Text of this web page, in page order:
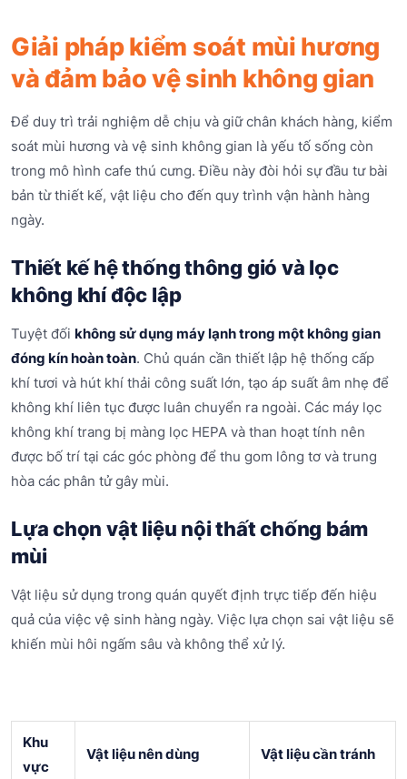
Giải pháp kiểm soát mùi hương
và đảm bảo vệ sinh không gian
Để duy trì trải nghiệm dễ chịu và giữ chân khách hàng, kiểm
soát mùi hương và vệ sinh không gian là yếu tố sống còn
trong mô hình cafe thú cưng. Điều này đòi hỏi sự đầu tư bài
bản từ thiết kế, vật liệu cho đến quy trình vận hành hàng
ngày.
Thiết kế hệ thống thông gió và lọc
không khí độc lập
Tuyệt đối không sử dụng máy lạnh trong một không gian
đóng kín hoàn toàn. Chủ quán cần thiết lập hệ thống cấp
khí tươi và hút khí thải công suất lớn, tạo áp suất âm nhẹ để
không khí liên tục được luân chuyển ra ngoài. Các máy lọc
không khí trang bị màng lọc HEPA và than hoạt tính nên
được bố trí tại các góc phòng để thu gom lông tơ và trung
hòa các phân tử gây mùi.
Lựa chọn vật liệu nội thất chống bám
mùi
Vật liệu sử dụng trong quán quyết định trực tiếp đến hiệu
quả của việc vệ sinh hàng ngày. Việc lựa chọn sai vật liệu sẽ
khiến mùi hôi ngấm sâu và không thể xử lý.
Khu
vực
Vật liệu nên dùng Vật liệu cần tránh